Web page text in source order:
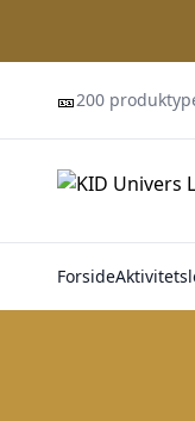
🎫200
Forside